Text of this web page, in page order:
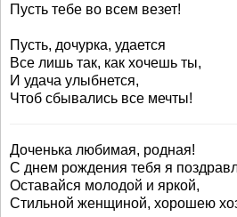
Пусть тебе во всем везет!
Пусть, дочурка, удается
Все лишь так, как хочешь ты,
И удача улыбнется,
Чтоб сбывались все мечты!
Доченька любимая, родная!
С днем рождения тебя я
Оставайся молодой и яркой,
Стильной женщиной, хорошею